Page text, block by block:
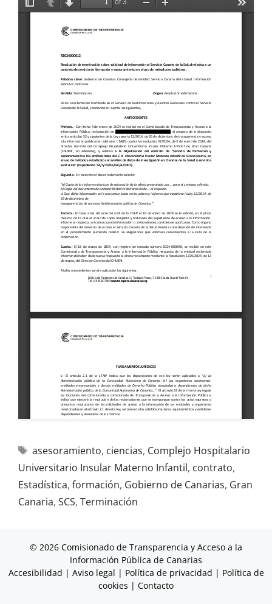
asesoramiento, ciencias, Complejo Hospitalario
Universitario Insular Materno Infantil, contrato,
Estadística, formación, Gobierno de Canarias, Gran
Canaria, SCS, Terminación
© 2026 Comisionado de Transparencia y Acceso a la
Información Pública de Canarias
Accesibilidad | Aviso legal | Política de privacidad | Política de
cookies | Contacto